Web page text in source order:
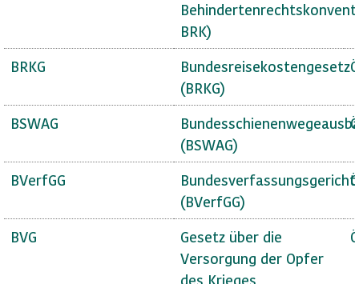
BRK)
BRKG
Bundesreisekostengesetz
(BRKG)
BSWAG
(BSWAG)
BVerfGG
(BVerfGG)
BVG
Gesetz über die
Versorgung der Opfer
des Krieges